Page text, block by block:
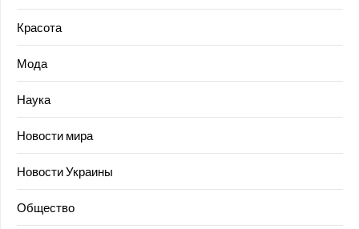
Красота
Мода
Наука
Новости мира
Новости Украины
Общество